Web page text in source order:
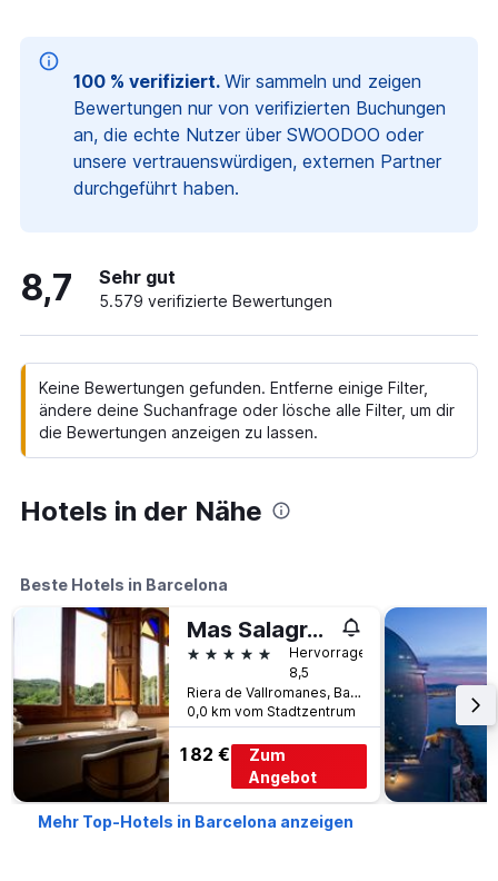
100 % verifiziert. Wir sammeln und zeigen
Bewertungen nur von verifizierten Buchungen
an, die echte Nutzer über SWOODOO oder
unsere vertrauenswürdigen, externen Partner
durchgeführt haben.
8,7 Sehr gut
5.579 verifizierte Bewertungen
Keine Bewertungen gefunden. Entferne einige Filter,
ändere deine Suchanfrage oder lösche alle Filter, um dir
die Bewertungen anzeigen zu lassen.
Hotels in der Nähe
Beste Hotels in Barcelona
Mas Salagros Ecoresort & Spa
5 Sterne
Hervorragend
8,5
Riera de Vallromanes, Barcelona, Spanien
0,0 km vom Stadtzentrum
182 €
Zum
Angebot
Mehr Top-Hotels in Barcelona anzeigen